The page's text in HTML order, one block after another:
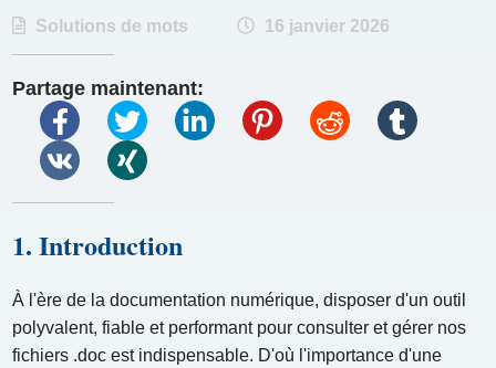
Solutions de mots 16 janvier 2026
Partage maintenant:
1. Introduction
À l'ère de la documentation numérique, disposer d'un outil
polyvalent, fiable et performant pour consulter et gérer nos
fichiers .doc est indispensable. D'où l'importance d'une